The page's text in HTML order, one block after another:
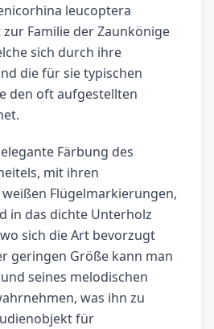
leucoptera
Familie der Zaunkönige
sich durch ihre
die für sie typischen
den oft aufgestellten
Färbung des
mit ihren
Flügelmarkierungen,
in das dichte Unterholz
sich die Art bevorzugt
geringen Größe kann man
seines melodischen
was ihn zu
für